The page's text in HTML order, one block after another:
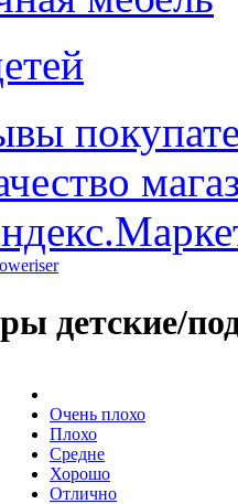
детские/
Очень плохо
Плохо
Средне
Хорошо
Отлично